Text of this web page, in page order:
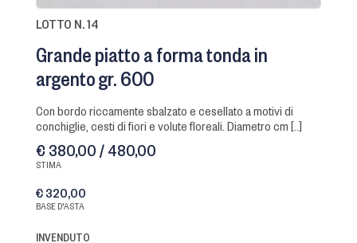
LOTTO N. 14
Grande piatto a forma tonda in
argento gr. 600
con bordo riccamente sbalzato e cesellato a motivi di
conchiglie, cesti di fiori e volute floreali. Diametro cm [..]
€ 380,00 / 480,00
STIMA
€ 320,00
BASE D'ASTA
INVENDUTO